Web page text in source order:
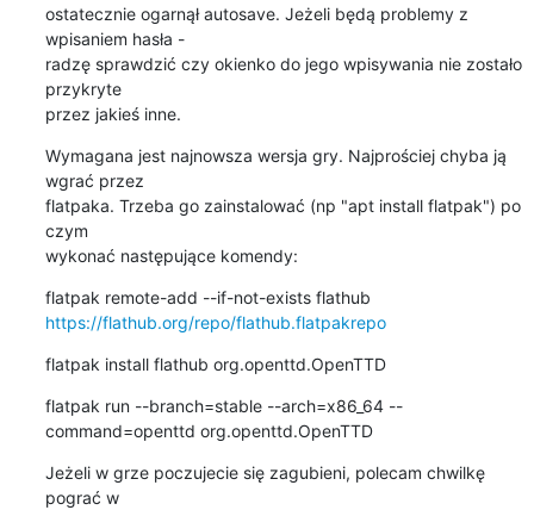
ostatecznie ogarnął autosave. Jeżeli będą problemy z
wpisaniem hasła -
radzę sprawdzić czy okienko do jego wpisywania nie zostało
przykryte
przez jakieś inne.
Wymagana jest najnowsza wersja gry. Najprościej chyba ją
wgrać przez
flatpaka. Trzeba go zainstalować (np "apt install flatpak") po
czym
wykonać następujące komendy:
https://flathub.org/repo/flathub.flatpakrepo
flatpak install flathub org.openttd.OpenTTD
flatpak run --branch=stable --arch=x86_64 --
command=openttd org.openttd.OpenTTD
Jeżeli w grze poczujecie się zagubieni, polecam chwilkę
pograć w